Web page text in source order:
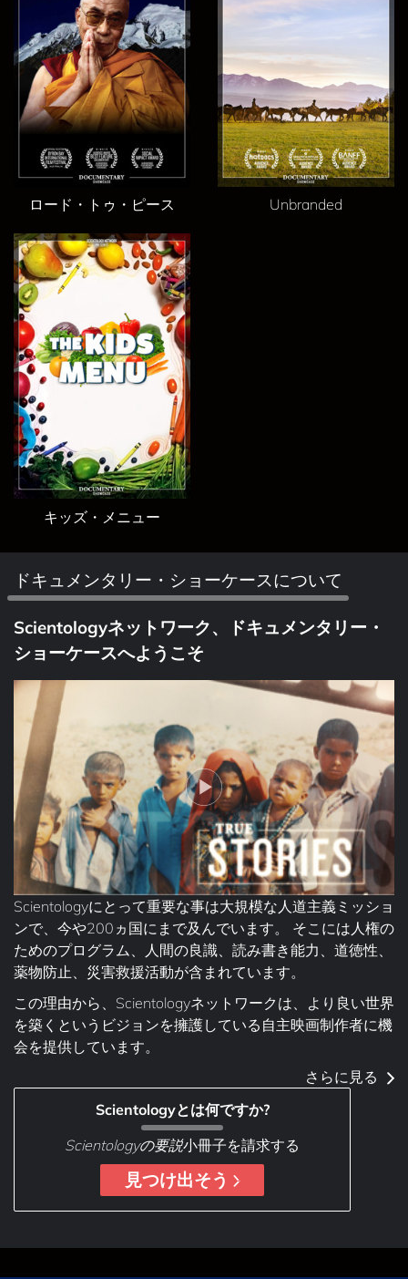
ロード・トゥ・ピース Unbranded
キッズ・メニュー
ドキュメンタリー・ショーケースについて
Scientologyネットワーク、ドキュメンタリー・
ショーケースへようこそ
Scientologyにとって重要な事は大規模な人道主義ミッショ
ンで、今や200ヵ国にまで及んでいます。 そこには人権の
ためのプログラム、人間の良識、読み書き能力、道徳性、
薬物防止、災害救援活動が含まれています。
この理由から、Scientologyネットワークは、より良い世界
を築くというビジョンを擁護している自主映画制作者に機
会を提供しています。
さらに見る
Scientologyとは何ですか?
Scientologyの要説小冊子を請求する
見つけ出そう